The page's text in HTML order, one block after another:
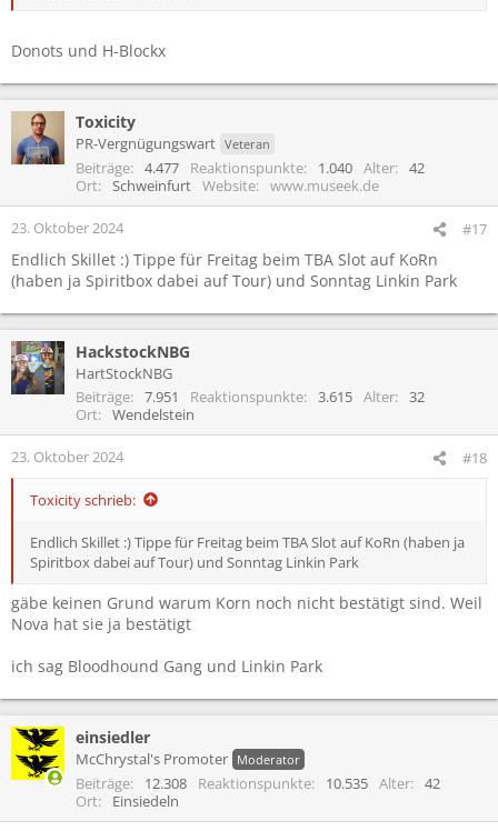
Donots und H-Blockx
Toxicity
PR-Vergnügungswart Veteran
Beiträge 4.477 Reaktionspunkte 1.040 Alter
42
Ort
Schweinfurt Website www.museek.de
23. Oktober 2024 #17
Endlich Skillet :) Tippe für Freitag beim TBA Slot auf KoRn
(haben ja Spiritbox dabei auf Tour) und Sonntag Linkin Park
HackstockNBG
HartStockNBG
Beiträge
7.951 Reaktionspunkte 3.615 Alter
32
Ort
Wendelstein
23. Oktober 2024 #18
Toxicity schrieb:
Endlich Skillet :) Tippe für Freitag beim TBA Slot auf KoRn (haben ja
Spiritbox dabei auf Tour) und Sonntag Linkin Park
gäbe keinen Grund warum Korn noch nicht bestätigt sind. Weil
Nova hat sie ja bestätigt
ich sag Bloodhound Gang und Linkin Park
einsiedler
McChrystal's Promoter Moderator
Beiträge 12.308 Reaktionspunkte 10.535 Alter
42
Ort
Einsiedeln